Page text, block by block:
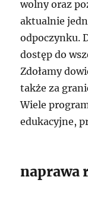
wolny oraz
aktualnie
odpoczynku.
dostęp do
Zdołamy
także za
Wiele
edukacyjne,
naprawa